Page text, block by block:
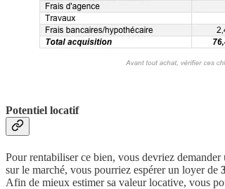
Potentiel locatif
Pour rentabiliser ce bien, vous devriez
sur le marché, vous pourriez espérer un loyer de
Afin de mieux estimer sa valeur locative, vous